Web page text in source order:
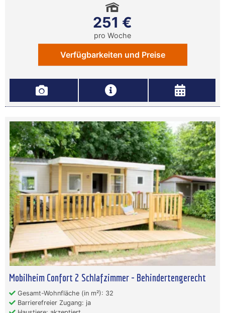
251 €
pro Woche
Verfügbarkeiten und Preise
Mobilheim Confort 2 Schlafzimmer - Behindertengerecht
Gesamt-Wohnfläche (in m²): 32
Barrierefreier Zugang: ja